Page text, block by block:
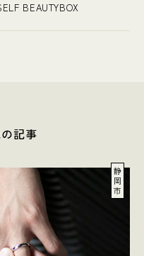
BEAUTYBOX
記事
静
岡
市